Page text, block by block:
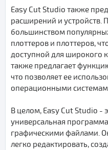
Easy Cut Studio также
расширений и устройств.
большинством
плоттеров и плоттеров,
доступной для широкого
также предлагает
что позволяет ее
операционными
В целом, Easy Cut Studio -
универсальная
графическими файлами.
легко редактировать,